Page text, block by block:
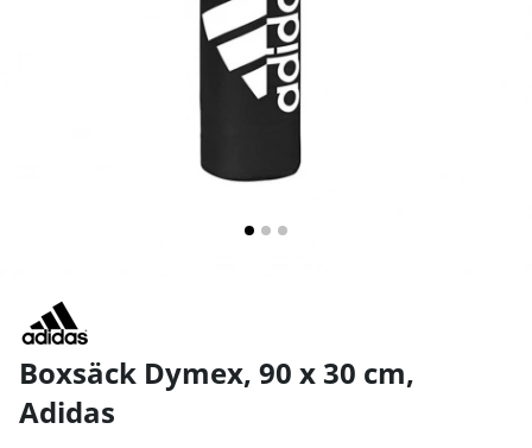
Boxsäck Dymex, 90 x 30 cm,
Adidas